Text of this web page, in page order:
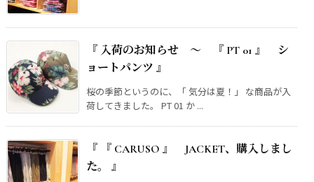
『 入荷のお知らせ ～ 『 PT 01 』 シ
ョートパンツ 』
桜の季節というのに、「 気分は夏！」 な商品が入
荷してきました。 PT 01 か ...
『 『 CARUSO 』 JACKET、購入しまし
た。 』